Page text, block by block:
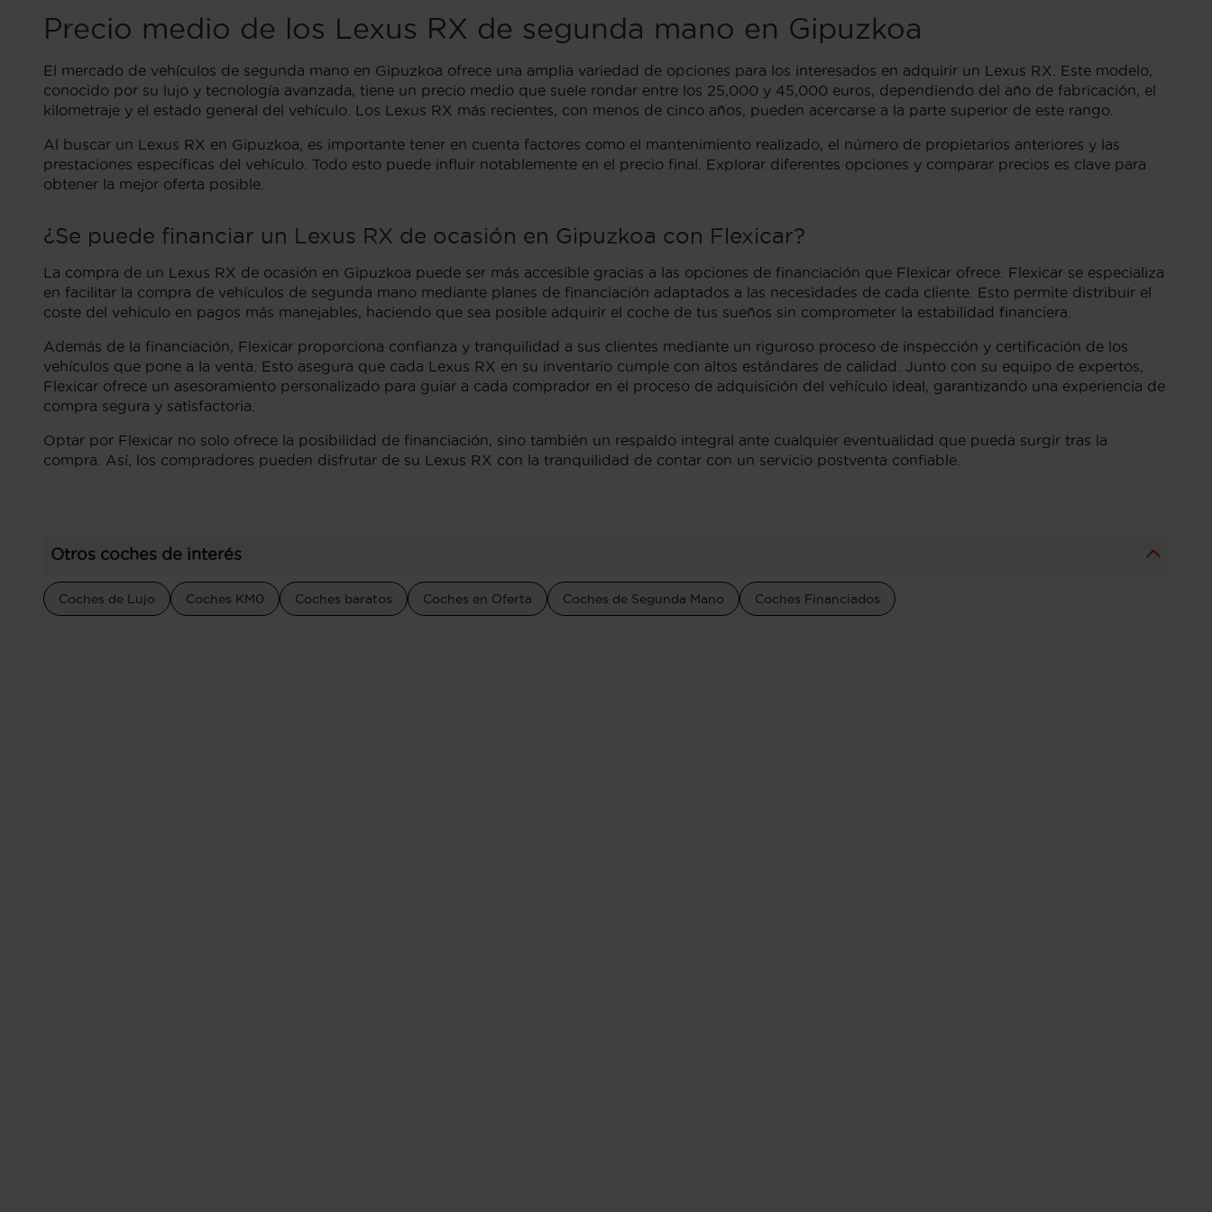
Precio medio de los Lexus RX de segunda mano en Gipuzkoa
El mercado de vehículos de segunda mano en Gipuzkoa ofrece una amplia variedad de opciones para los interesados en adquirir un Lexus RX. Este modelo,
conocido por su lujo y tecnología avanzada, tiene un precio medio que suele rondar entre los 25,000 y 45,000 euros, dependiendo del año de fabricación, el
kilometraje y el estado general del vehículo. Los Lexus RX más recientes, con menos de cinco años, pueden acercarse a la parte superior de este rango.
Al buscar un Lexus RX en Gipuzkoa, es importante tener en cuenta factores como el mantenimiento realizado, el número de propietarios anteriores y las
prestaciones específicas del vehículo. Todo esto puede influir notablemente en el precio final. Explorar diferentes opciones y comparar precios es clave para
obtener la mejor oferta posible.
¿Se puede financiar un Lexus RX de ocasión en Gipuzkoa con Flexicar?
La compra de un Lexus RX de ocasión en Gipuzkoa puede ser más accesible gracias a las opciones de financiación que Flexicar ofrece. Flexicar se especializa
en facilitar la compra de vehículos de segunda mano mediante planes de financiación adaptados a las necesidades de cada cliente. Esto permite distribuir el
coste del vehículo en pagos más manejables, haciendo que sea posible adquirir el coche de tus sueños sin comprometer la estabilidad financiera.
Además de la financiación, Flexicar proporciona confianza y tranquilidad a sus clientes mediante un riguroso proceso de inspección y certificación de los
vehículos que pone a la venta. Esto asegura que cada Lexus RX en su inventario cumple con altos estándares de calidad. Junto con su equipo de expertos,
Flexicar ofrece un asesoramiento personalizado para guiar a cada comprador en el proceso de adquisición del vehículo ideal, garantizando una experiencia de
compra segura y satisfactoria.
Optar por Flexicar no solo ofrece la posibilidad de financiación, sino también un respaldo integral ante cualquier eventualidad que pueda surgir tras la
compra. Así, los compradores pueden disfrutar de su Lexus RX con la tranquilidad de contar con un servicio postventa confiable.
Otros coches de interés
Coches de Lujo Coches KM0 Coches baratos Coches en Oferta Coches de Segunda Mano Coches Financiados